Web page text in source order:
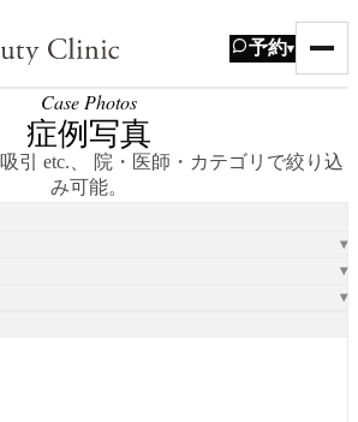
予約▾
Case Photos
症例写真
引 etc.、 院・医師・カテゴリで絞り込
み可能。